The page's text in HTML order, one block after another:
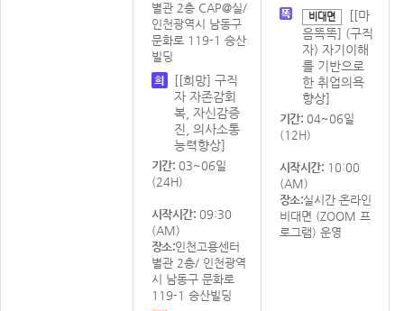
별관 2층 CAP@실/
인천광역시 남동구
문화로 119-1 승산
빌딩
[[희망] 구직
자 자존감회
복, 자신감증
진, 의사소통
능력향상]
기간: 03~06일
(24H)
시작시간: 09:30
(AM)
장소:인천고용센터
별관 2층/ 인천광역
시 남동구 문화로
119-1 승산빌딩
비대면
[[마
음똑똑] (구직
자) 자기이해
를 기반으로
한 취업의욕
향상]
기간: 04~06일
(12H)
시작시간: 10:00
(AM)
장소:실시간 온라인
비대면 (ZOOM 프
로그램) 운영